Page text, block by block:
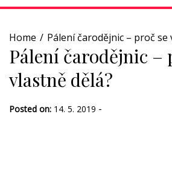
Home Pálení čarodějnic – proč se
Pálení čarodějnic –
vlastně dělá?
Posted on: 14. 5. 2019 -